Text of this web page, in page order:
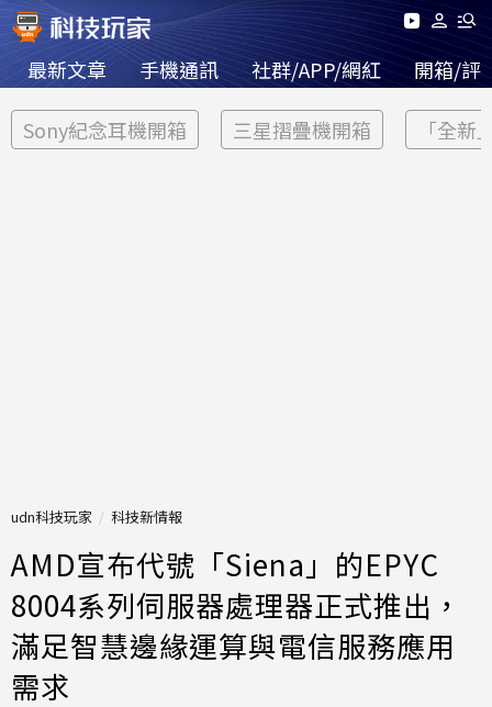
最新文章 手機通訊 社群/APP/網紅 開箱/評
Sony紀念耳機開箱 三星摺疊機開箱 「全新
udn科技玩家 科技新情報
AMD宣布代號「Siena」的EPYC
8004系列伺服器處理器正式推出，
滿足智慧邊緣運算與電信服務應用
需求